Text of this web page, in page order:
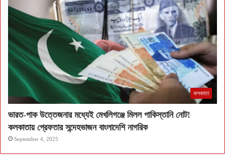
কলকাতা
ভারত-পাক উত্তেজনার মধ্যেই মেখলিগঞ্জে মিলল পাকিস্তানি নোট!
কলকাতায় গ্রেফতার সন্দেহভাজন বাংলাদেশি নাগরিক
September 4, 2025